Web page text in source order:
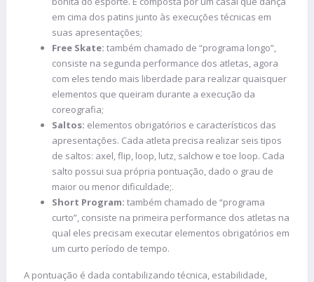
em cima dos patins junto às execuções técnicas em
suas apresentações;
Free Skate: também chamado de “programa longo”,
consiste na segunda performance dos atletas, agora
com eles tendo mais liberdade para realizar quaisquer
elementos que queiram durante a execução da
coreografia;
Saltos: elementos obrigatórios e característicos das
apresentações. Cada atleta precisa realizar seis tipos
de saltos: axel, flip, loop, lutz, salchow e toe loop. Cada
salto possui sua própria pontuação, dado o grau de
maior ou menor dificuldade;.
Short Program: também chamado de “programa
curto”, consiste na primeira performance dos atletas na
qual eles precisam executar elementos obrigatórios em
um curto período de tempo.
A pontuação é dada contabilizando técnica, estabilidade,